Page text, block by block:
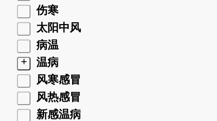
伤寒
太阳中风
病温
+
温病
风寒感冒
风热感冒
新感温病